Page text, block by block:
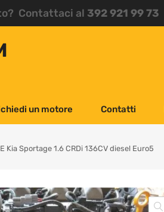
Contattaci al 392 921 99 73
un motore Contatti
Kia Sportage 1.6 CRDi 136CV diesel Euro5